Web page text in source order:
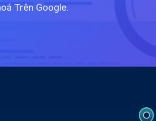
Trên Google.